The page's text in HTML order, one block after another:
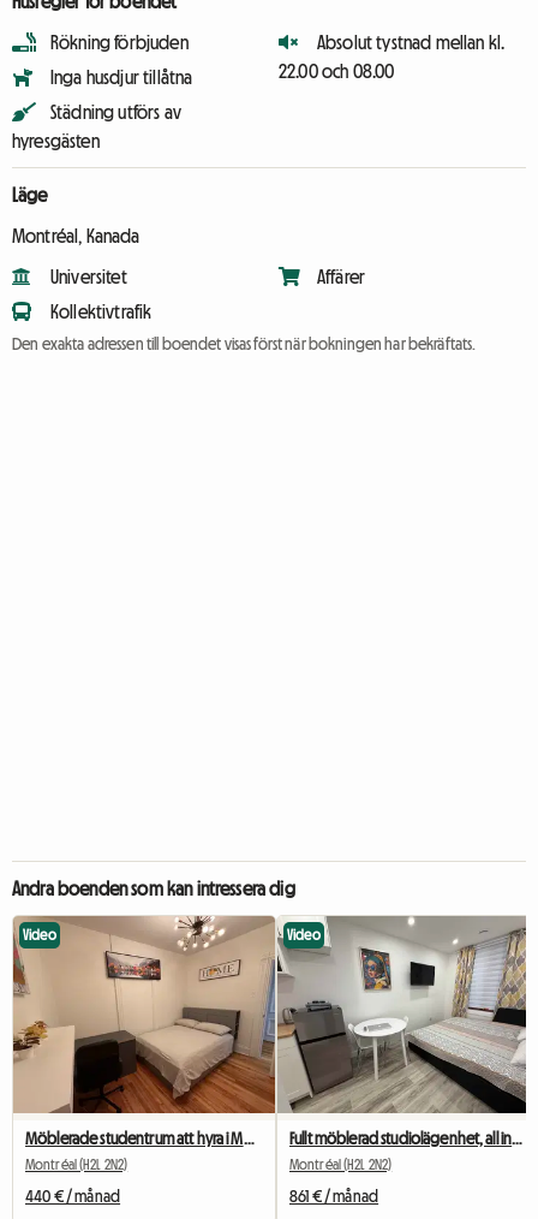
Rökning förbjuden
Inga husdjur tillåtna
Städning utförs av
hyresgästen
Absolut tystnad mellan kl.
22.00 och 08.00
Läge
Montréal, Kanada
Universitet
Kollektivtrafik
Affärer
Den exakta adressen till boendet visas först när bokningen har bekräftats.
Andra boenden som kan intressera dig
Video
Montréal (H2L 2N2)
440 € / månad
Video
Montréal (H2L 2N2)
861 € / månad